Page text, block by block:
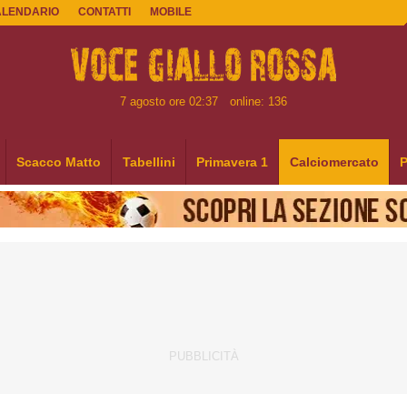
CONTATTI MOBILE
7 agosto ore 02:37 online: 136
Scacco Matto Tabellini Primavera 1 Calciomercato